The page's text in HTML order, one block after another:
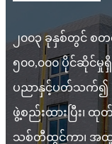
၂၀၀၃ ခုနှစ်တွင် စ
၅၀၀,၀၀၀ ပိုင်ဆို
ပညာနှင့်ပတ်သက်၍ ပ
ဖွဲ့စည်းထားပြီး၊
သစ်တီထွင်ကာ၊ အထူ